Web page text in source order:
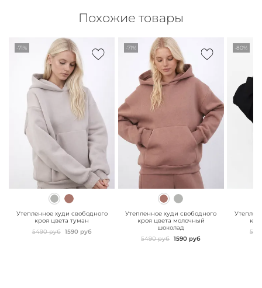
Похожие товары
-71%
" class="js-prevent-
Утепленное худи свободного
кроя цвета туман
5490 руб 1590 руб
-71%
" class="js-prevent-
Утепленное худи свободного
кроя цвета молочный
шоколад
5490 руб 1590 руб
-80%